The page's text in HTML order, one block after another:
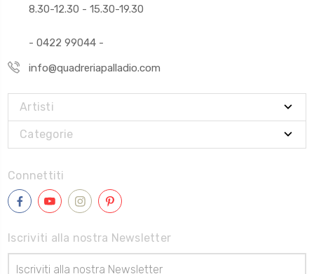
8.30-12.30 - 15.30-19.30
- 0422 99044 -
info@quadreriapalladio.com
Artisti
Categorie
Connettiti
Iscriviti alla nostra Newsletter